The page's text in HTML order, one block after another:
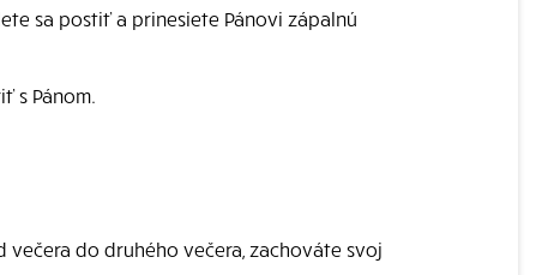
sa postiť a prinesiete Pánovi zápalnú
s Pánom.
do druhého večera, zachováte svoj